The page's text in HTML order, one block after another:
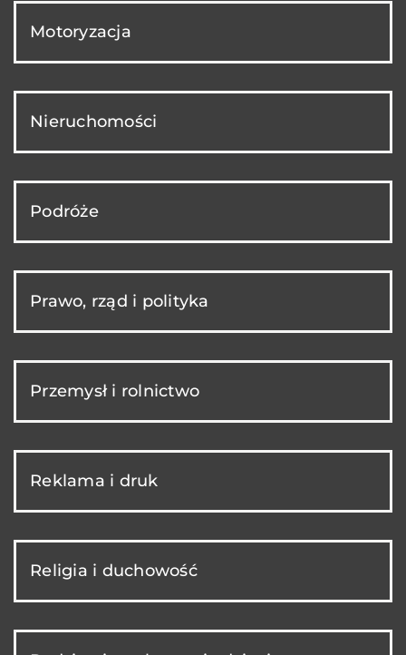
Motoryzacja
Nieruchomości
Podróże
Prawo, rząd i polityka
Przemysł i rolnictwo
Reklama i druk
Religia i duchowość